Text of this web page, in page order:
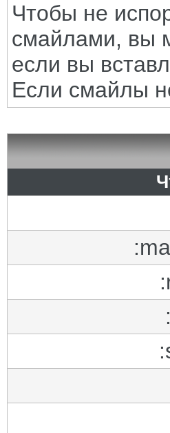
Чтобы не
смайлами, вы
если вы
Если смайлы